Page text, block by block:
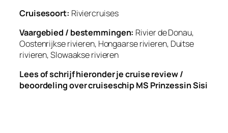
Cruisesoort: Riviercruises
Vaargebied / bestemmingen: Rivier de Donau,
Oostenrijkse rivieren, Hongaarse rivieren, Duitse
rivieren, Slowaakse rivieren
Lees of schrijf hieronder je cruise review /
beoordeling over cruiseschip MS Prinzessin Sisi